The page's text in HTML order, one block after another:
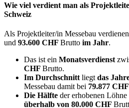
Wie viel verdient man als
Schweiz
Als Projektleiter/in Messebau
und 93.600 CHF Brutto im Jahr.
Das ist ein Monatsverdienst
CHF Brutto.
Im Durchschnitt liegt das
Messebau damit bei 79.877 CHF
Die Hälfte der erhobenen
überhalb von 80.000 CHF